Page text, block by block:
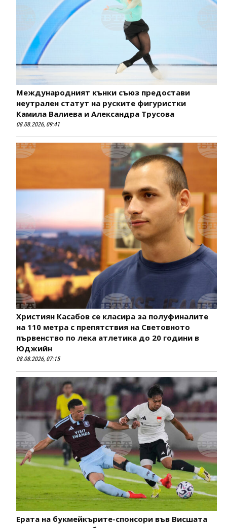
Международният кънки съюз предостави
неутрален статут на руските фигуристки
Камила Валиева и Александра Трусова
08.08.2026, 09:41
Християн Касабов се класира за полуфиналите
на 110 метра с препятствия на Световното
първенство по лека атлетика до 20 години в
Юджийн
08.08.2026, 07:15
Ерата на букмейкърите-спонсори във Висшата